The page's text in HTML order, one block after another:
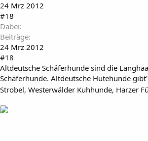
24 Mrz 2012
#18
Dabei
Beiträge
24 Mrz 2012
#18
Altdeutsche Schäferhunde sind die
Schäferhunde. Altdeutsche Hütehunde
Strobel, Westerwälder Kuhhunde, Harzer